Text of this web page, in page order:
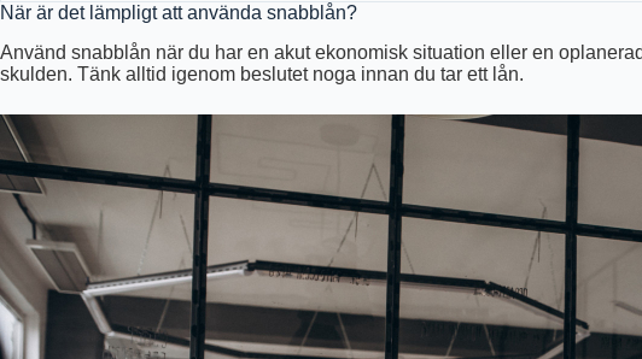
När är det lämpligt att använda snabblån?
Använd snabblån när du har en akut ekonomisk situation eller en
skulden. Tänk alltid igenom beslutet noga innan du tar ett lån.